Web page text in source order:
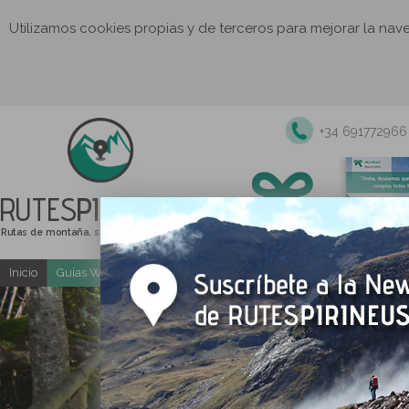
Utilizamos cookies propias y de terceros para mejorar la
RUTESPIRINEUS
Rutas de montaña, senderismo y excursiones
+34 691772966
Inicio Guías Web y PDF gratuitas Excursiones y actividades